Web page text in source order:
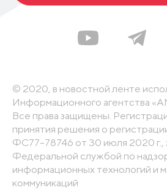
© 2020, в новостной ленте
Информационного агентства
Все права защищены.
принятия решения о
ФС77-78746 от 30 июля 2020 г.,
Федеральной службой по
информационных технологий и
коммуникаций